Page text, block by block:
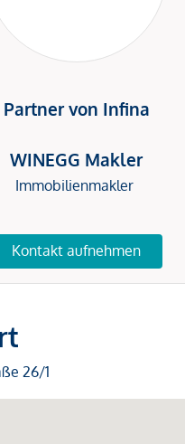
Partner von Infina
WINEGG Makler
Immobilienmakler
Kontakt aufnehmen
26/1